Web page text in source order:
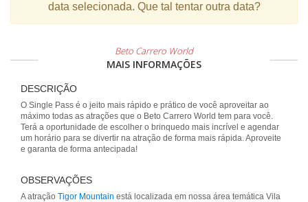
data selecionada. Que tal tentar outra data?
Beto Carrero World
MAIS INFORMAÇÕES
DESCRIÇÃO
O Single Pass é o jeito mais rápido e prático de você aproveitar ao
máximo todas as atrações que o Beto Carrero World tem para você.
Terá a oportunidade de escolher o brinquedo mais incrível e agendar
um horário para se divertir na atração de forma mais rápida. Aproveite
e garanta de forma antecipada!
OBSERVAÇÕES
A atração Tigor Mountain está localizada em nossa área temática Vila